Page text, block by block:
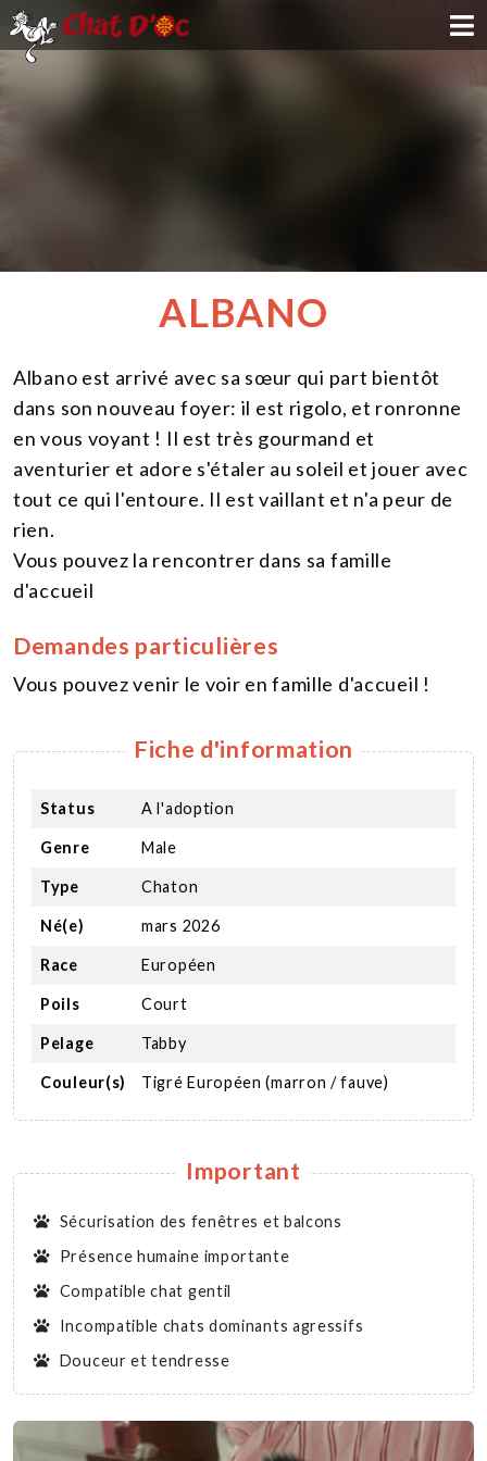
NOUS SOUTENIR
CONTACT
ALBANO
Albano est arrivé avec sa sœur qui part bientôt
dans son nouveau foyer: il est rigolo, et ronronne
en vous voyant ! Il est très gourmand et
aventurier et adore s'étaler au soleil et jouer avec
tout ce qui l'entoure. Il est vaillant et n'a peur de
rien.
Vous pouvez la rencontrer dans sa famille
d'accueil
Demandes particulières
Vous pouvez venir le voir en famille d'accueil !
Fiche d'information
Status A l'adoption
Genre Male
Type Chaton
Né(e) mars 2026
Race Européen
Poils Court
Pelage Tabby
Couleur(s) Tigré Européen (marron / fauve)
Important
Sécurisation des fenêtres et balcons
Présence humaine importante
Compatible chat gentil
Incompatible chats dominants agressifs
Douceur et tendresse